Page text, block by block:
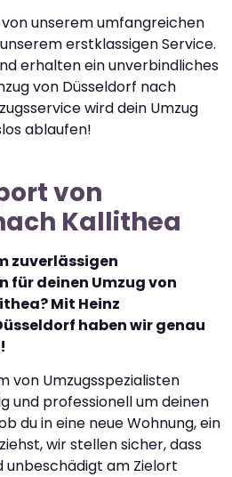
unserem umfangreichen
erstklassigen Service.
erhalten ein unverbindliches
von Düsseldorf nach
wird dein Umzug
ablaufen!
von
Kallithea
zuverlässigen
für deinen Umzug von
Mit Heinz
haben wir genau
von Umzugsspezialisten
und professionell um deinen
du in eine neue Wohnung, ein
wir stellen sicher, dass
unbeschädigt am Zielort